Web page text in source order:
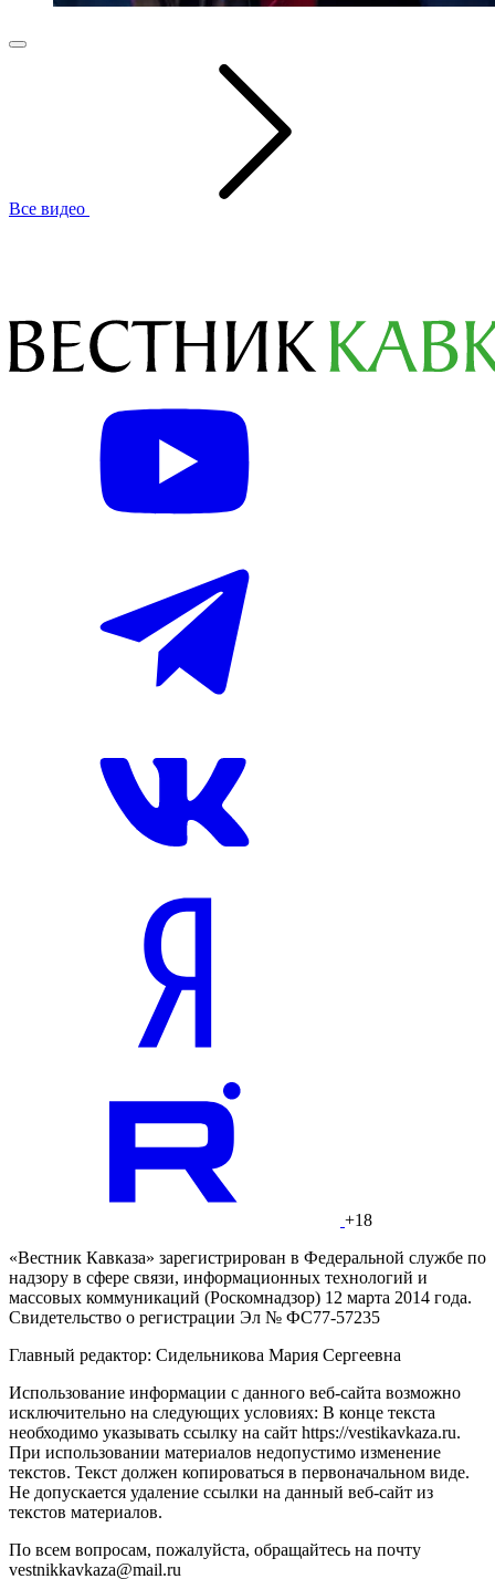
Все видео
+18
«Вестник Кавказа» зарегистрирован в Федеральной службе по
надзору в сфере связи, информационных технологий и
массовых коммуникаций (Роскомнадзор) 12 марта 2014 года.
Свидетельство о регистрации Эл № ФС77-57235
Главный редактор: Сидельникова Мария Сергеевна
Использование информации с данного веб-сайта возможно
исключительно на следующих условиях: В конце текста
необходимо указывать ссылку на сайт https://vestikavkaza.ru.
При использовании материалов недопустимо изменение
текстов. Текст должен копироваться в первоначальном виде.
Не допускается удаление ссылки на данный веб-сайт из
текстов материалов.
По всем вопросам, пожалуйста, обращайтесь на почту
vestnikkavkaza@mail.ru